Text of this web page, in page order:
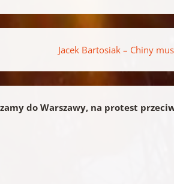
Jacek Bartosiak – Chiny
do Warszawy, na protest